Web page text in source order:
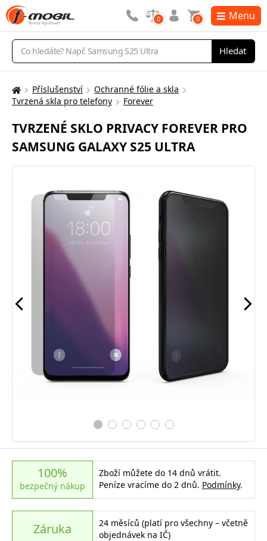
Vyhledávání
Hledat
0 0 Menu
Zde
nacházíte:
Příslušenství
Ochranné fólie a skla
Tvrzená skla pro telefony
Forever
TVRZENÉ SKLO PRIVACY FOREVER PRO
SAMSUNG GALAXY S25 ULTRA
100%
bezpečný nákup
Zboží můžete do 14 dnů vrátit.
Peníze vracíme do 2 dnů. Podmínky.
Záruka
24 měsíců (platí pro všechny – včetně
objednávek na IČ)